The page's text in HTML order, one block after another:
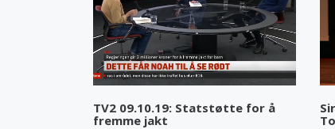
TV2 09.10.19: Statstøtte for å
fremme jakt